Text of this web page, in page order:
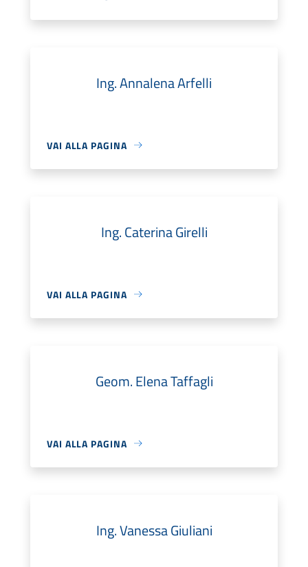
Ing. Annalena Arfelli
VAI ALLA PAGINA
Ing. Caterina Girelli
VAI ALLA PAGINA
Geom. Elena Taffagli
VAI ALLA PAGINA
Ing. Vanessa Giuliani